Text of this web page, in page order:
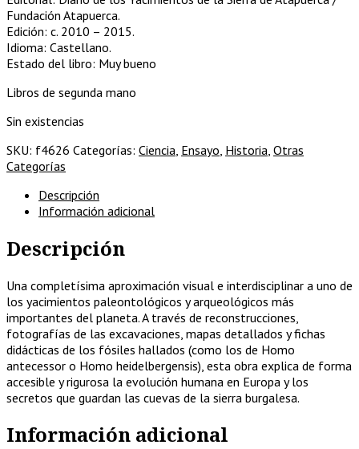
Fundación Atapuerca.
Edición: c. 2010 – 2015.
Idioma: Castellano.
Estado del libro: Muy bueno
Libros de segunda mano
Sin existencias
SKU: f4626 Categorías: Ciencia Ensayo Historia Otras
Categorías
Descripción
Información adicional
Descripción
Una completísima aproximación visual e interdisciplinar a uno de
los yacimientos paleontológicos y arqueológicos más
importantes del planeta. A través de reconstrucciones,
fotografías de las excavaciones, mapas detallados y fichas
didácticas de los fósiles hallados (como los de Homo
antecessor o Homo heidelbergensis), esta obra explica de forma
accesible y rigurosa la evolución humana en Europa y los
secretos que guardan las cuevas de la sierra burgalesa.
Información adicional